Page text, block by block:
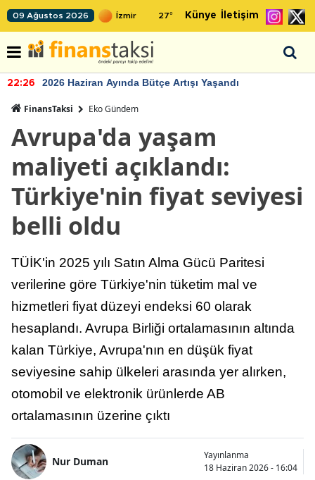
09 Ağustos 2026 27° Künye İletişim
22:26 2026 Haziran Ayında Bütçe Artışı Yaşandı
FinansTaksi Eko Gündem
Avrupa'da yaşam
maliyeti açıklandı:
Türkiye'nin fiyat seviyesi
belli oldu
TÜİK'in 2025 yılı Satın Alma Gücü Paritesi
verilerine göre Türkiye'nin tüketim mal ve
hizmetleri fiyat düzeyi endeksi 60 olarak
hesaplandı. Avrupa Birliği ortalamasının altında
kalan Türkiye, Avrupa'nın en düşük fiyat
seviyesine sahip ülkeleri arasında yer alırken,
otomobil ve elektronik ürünlerde AB
ortalamasının üzerine çıktı
Nur Duman
Yayınlanma
18 Haziran 2026 - 16:04